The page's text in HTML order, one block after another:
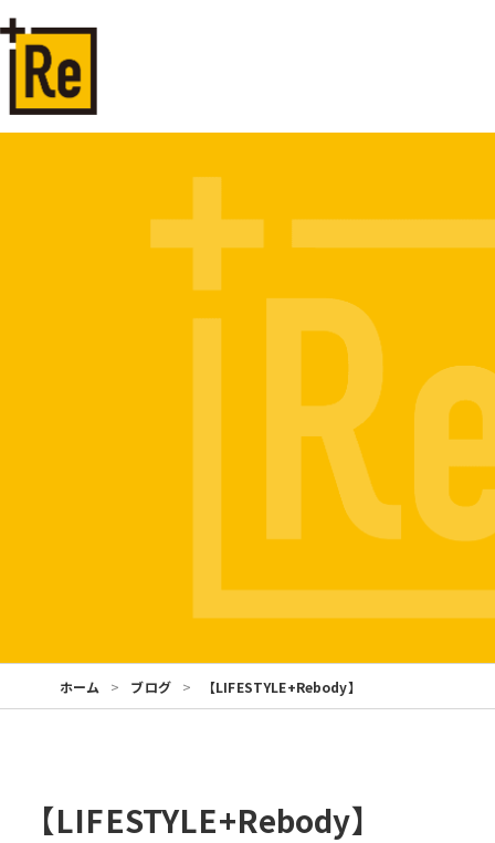
ホーム ブログ 【LIFESTYLE+Rebody】
【LIFESTYLE+Rebody】